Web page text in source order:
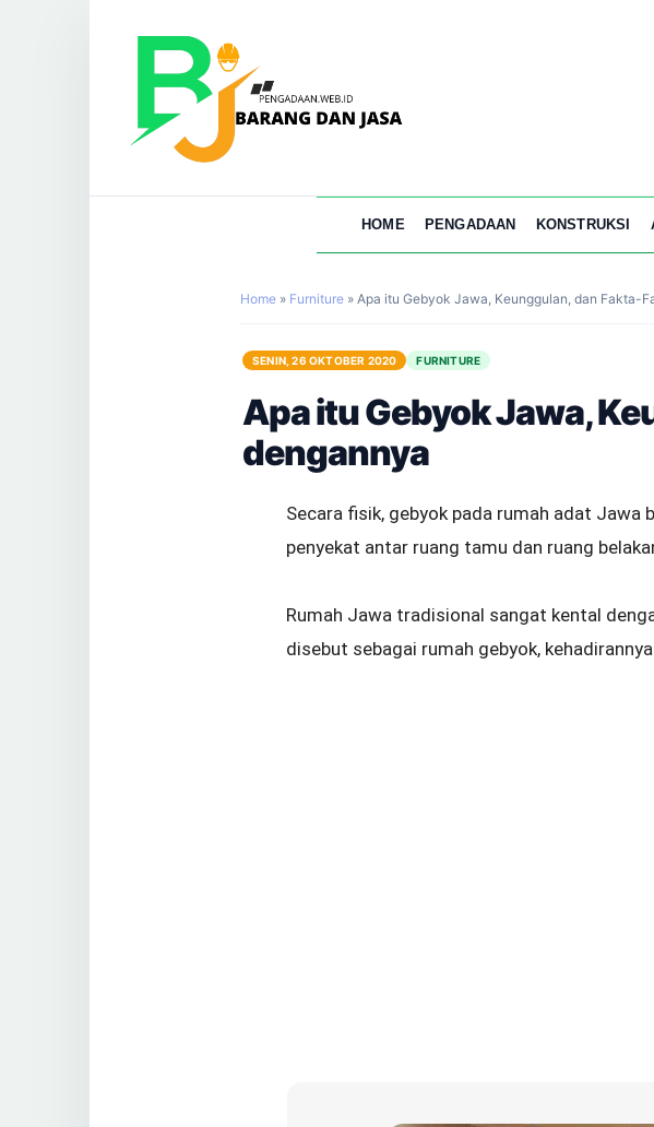
HOME PENGADAAN KONSTRUKSI
Home » Furniture » Apa itu Gebyok Jawa, Keunggulan, dan Fakta-
SENIN, 26 OKTOBER 2020 FURNITURE
Apa itu Gebyok Jawa,
dengannya
Secara fisik, gebyok pada rumah adat Jawa
penyekat antar ruang tamu dan ruang
Rumah Jawa tradisional sangat kental
disebut sebagai rumah gebyok,